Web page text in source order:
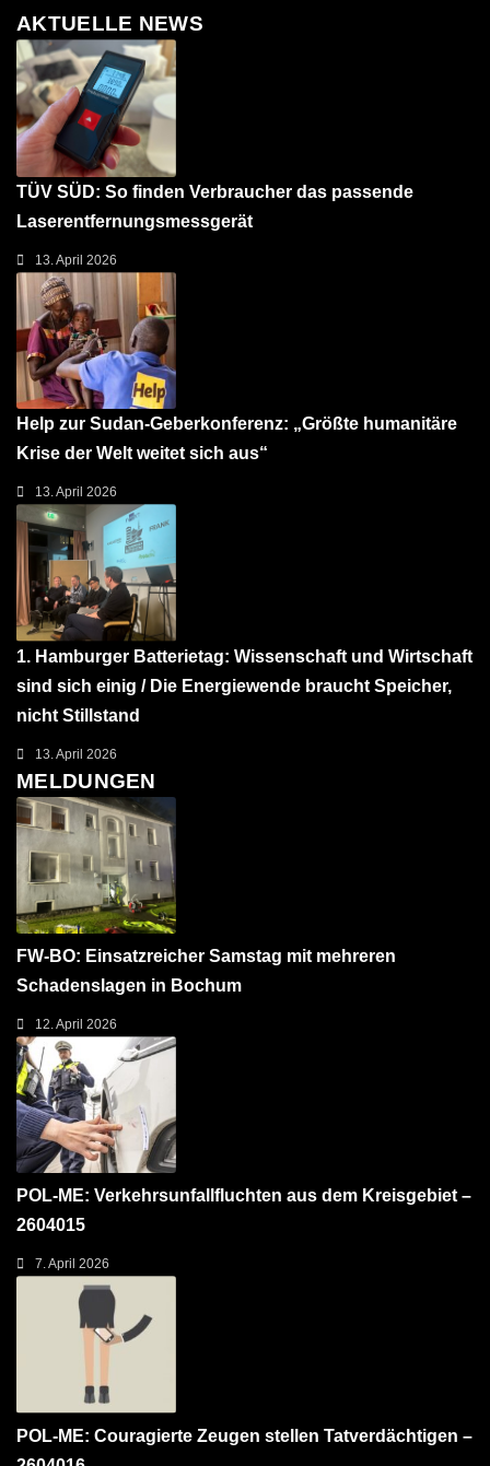
AKTUELLE NEWS
TÜV SÜD: So finden Verbraucher das passende
Laserentfernungsmessgerät
13. April 2026
Help zur Sudan-Geberkonferenz: „Größte humanitäre
Krise der Welt weitet sich aus“
13. April 2026
1. Hamburger Batterietag: Wissenschaft und Wirtschaft
sind sich einig / Die Energiewende braucht Speicher,
nicht Stillstand
13. April 2026
MELDUNGEN
FW-BO: Einsatzreicher Samstag mit mehreren
Schadenslagen in Bochum
12. April 2026
POL-ME: Verkehrsunfallfluchten aus dem Kreisgebiet –
2604015
7. April 2026
POL-ME: Couragierte Zeugen stellen Tatverdächtigen –